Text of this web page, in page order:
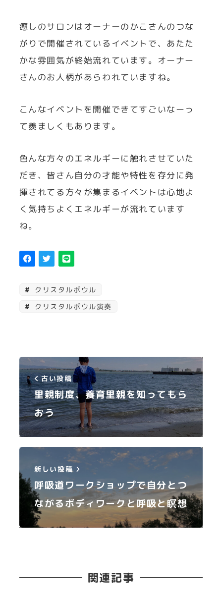
癒しのサロンはオーナーのかこさんのつな
がりで開催されているイベントで、あたた
かな雰囲気が終始流れています。オーナー
さんのお人柄があらわれていますね。
こんなイベントを開催できてすごいなーっ
て羨ましくもあります。
色んな方々のエネルギーに触れさせていた
だき、皆さん自分の才能や特性を存分に発
揮されてる方々が集まるイベントは心地よ
く気持ちよくエネルギーが流れています
ね。
クリスタルボウル
クリスタルボウル演奏
古い投稿
里親制度、養育里親を知ってもら
おう
新しい投稿
呼吸道ワークショップで自分とつ
ながるボディワークと呼吸と瞑想
関連記事